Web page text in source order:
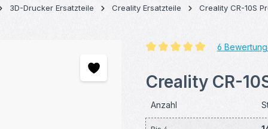
3D-Drucker Ersatzteile Creality Ersatzteile Creality CR-10S
6
Creality CR-
Anzahl